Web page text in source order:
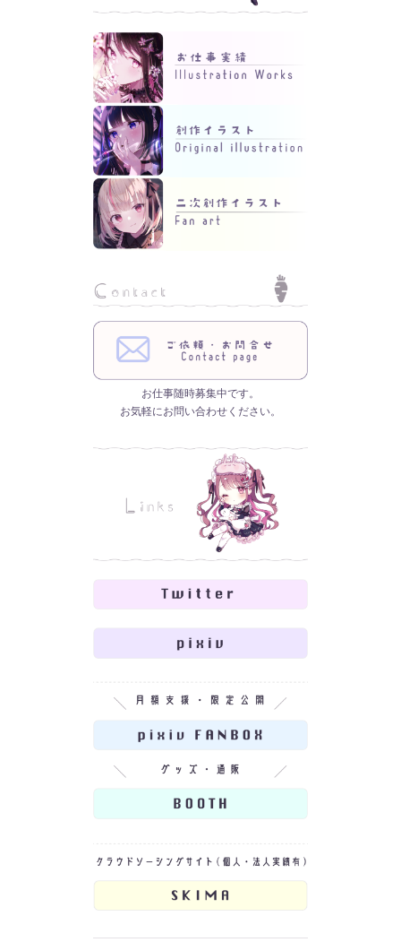
お仕事随時募集中です。
お気軽にお問い合わせください。